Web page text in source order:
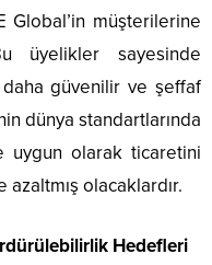
Global’in müşterilerine
üyelikler sayesinde
güvenilir ve şeffaf
dünya standartlarında
olarak ticaretini
olacaklardır.
Hedefleri